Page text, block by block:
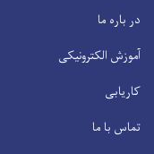
در باره ما
آموزش الکترونیکی
کاریابی
تماس با ما